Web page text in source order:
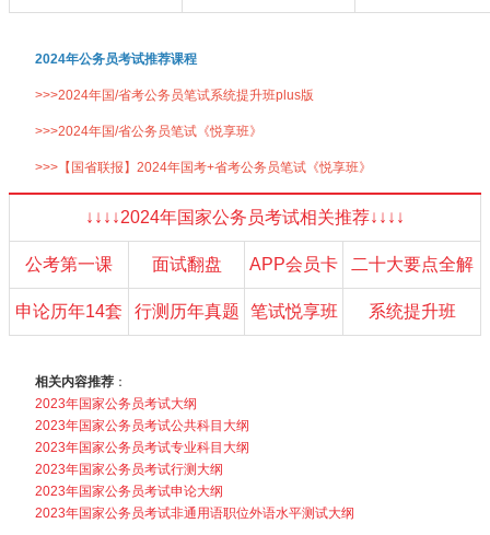
2024年公务员考试推荐课程
>>>2024年国/省考公务员笔试系统提升班plus版
>>>2024年国/省公务员笔试《悦享班》
>>>【国省联报】2024年国考+省考公务员笔试《悦享班》
↓↓↓↓2024年国家公务员考试相关推荐↓↓↓↓
公考第一课 面试翻盘 APP会员卡 二十大要点全解
申论历年14套 行测历年真题 笔试悦享班 系统提升班
相关内容推荐 ：
2023年国家公务员考试大纲
2023年国家公务员考试公共科目大纲
2023年国家公务员考试专业科目大纲
2023年国家公务员考试行测大纲
2023年国家公务员考试申论大纲
2023年国家公务员考试非通用语职位外语水平测试大纲